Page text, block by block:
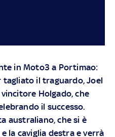
in Moto3 a Portimao:
tagliato il traguardo, Joel
Holgado, che
il successo.
australiano, che si è
la caviglia destra e verrà